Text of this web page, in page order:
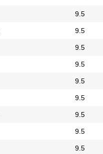
9.5
9.5
9.5
9.5
9.5
9.5
9.5
9.5
9.5